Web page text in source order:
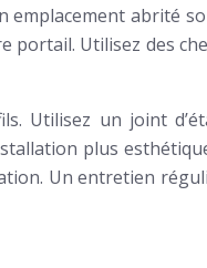
emplacement abrité
Utilisez des
Utilisez un joint
plus
Un entretien